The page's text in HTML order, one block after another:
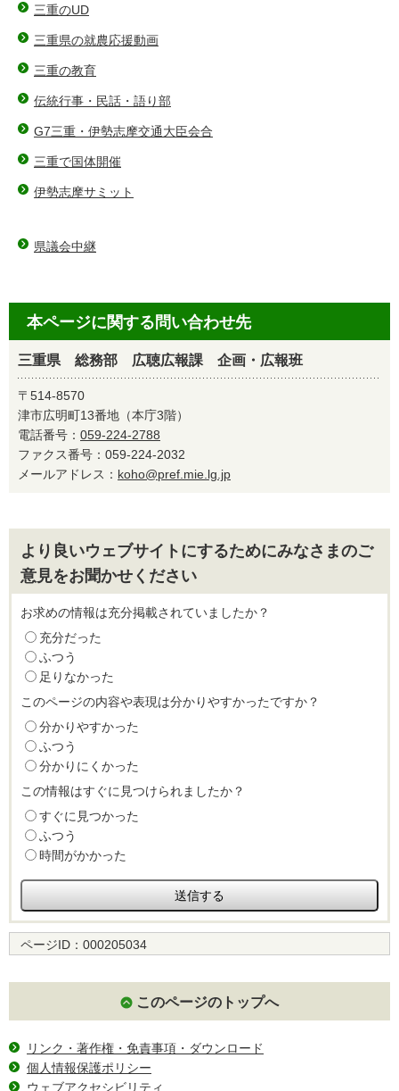
三重のUD
三重県の就農応援動画
三重の教育
伝統行事・民話・語り部
G7三重・伊勢志摩交通大臣会合
三重で国体開催
伊勢志摩サミット
県議会中継
本ページに関する問い合わせ先
三重県 総務部 広聴広報課 企画・広報班
〒514-8570
津市広明町13番地（本庁3階）
電話番号： 059-224-2788
ファクス番号：059-224-2032
メールアドレス： koho@pref.mie.lg.jp
より良いウェブサイトにするためにみなさまのご
意見をお聞かせください
お求めの情報は充分掲載されていましたか？
充分だった
ふつう
足りなかった
このページの内容や表現は分かりやすかったですか？
分かりやすかった
ふつう
分かりにくかった
この情報はすぐに見つけられましたか？
すぐに見つかった
ふつう
時間がかかった
ページID： 000205034
このページのトップへ
リンク・著作権・免責事項・ダウンロード
個人情報保護ポリシー
ウェブアクセシビリティ